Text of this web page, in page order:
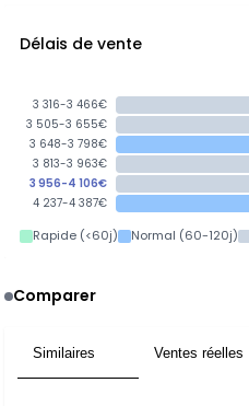
Délais de vente
3 316-3 466€
3 505-3 655€
3 648-3 798€
3 813-3 963€
3 956-4 106€
4 237-4 387€
Rapide (<60j) Normal (60-120j)
Comparer
Similaires Ventes réelles